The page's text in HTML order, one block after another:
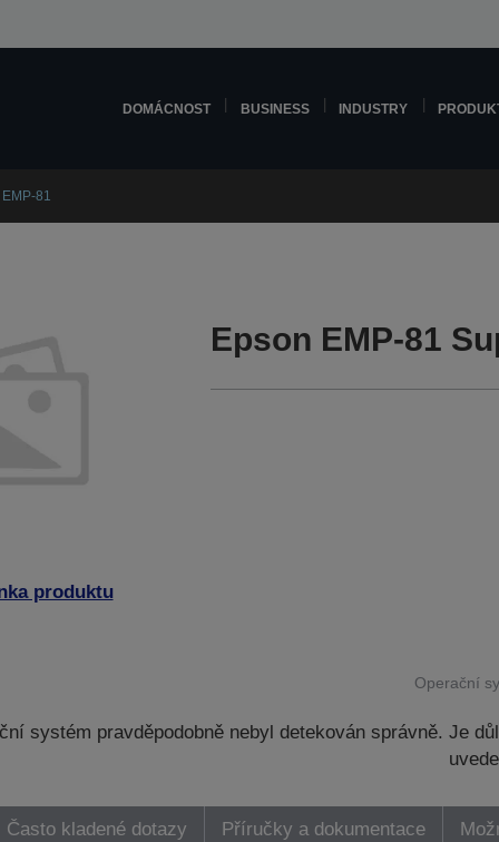
DOMÁCNOST BUSINESS INDUSTRY
81
produktu
Epson EMP-81
Operační
systém pravděpodobně nebyl detekován správně. Je
Často kladené dotazy Příručky a dokumentace